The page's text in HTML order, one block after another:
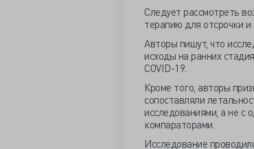
Следует рассмотреть
терапию для отсрочки
Авторы пишут, что
исходы на ранних
COVID-19.
Кроме того, авторы
сопоставляли
исследованиями, а не с
компараторами.
Исследование